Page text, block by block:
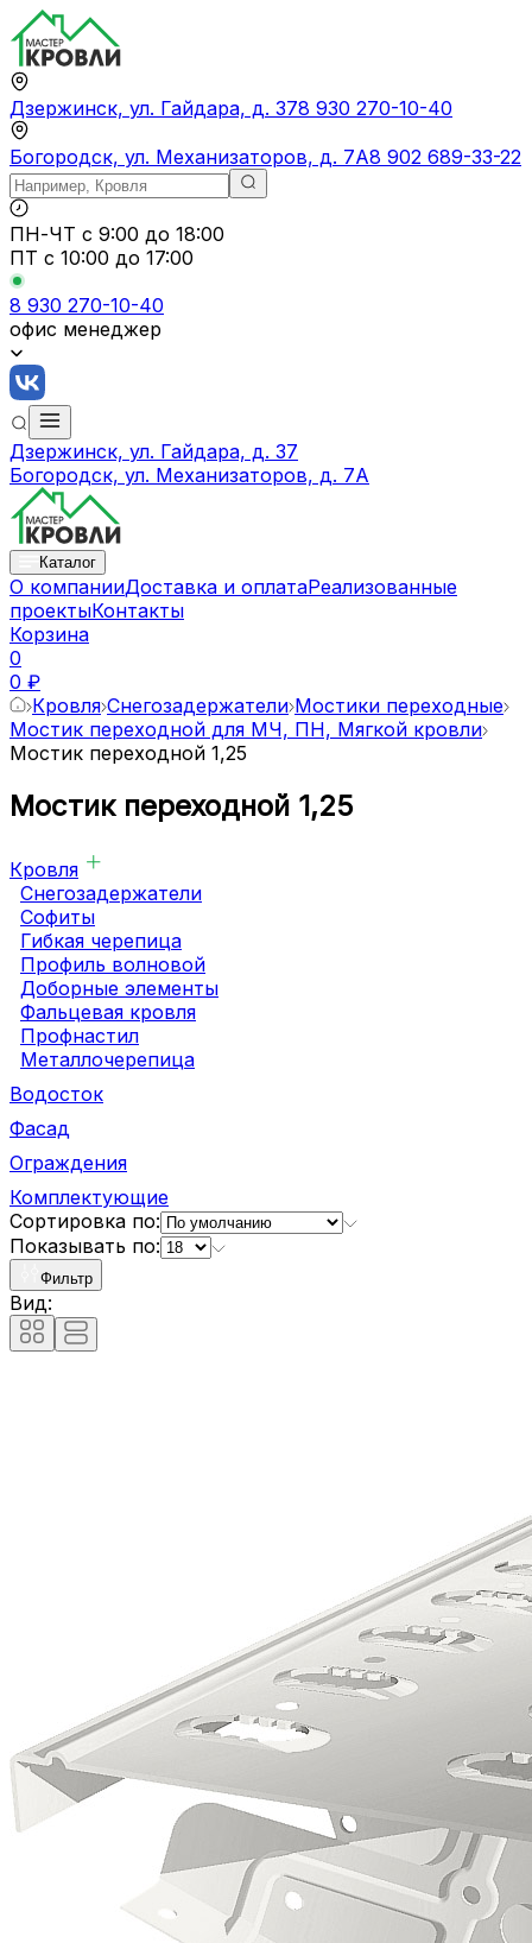
Дзержинск, ул. Гайдара, д. 378 930 270-10-40
Богородск, ул. Механизаторов, д. 7А8 902 689-33-22
ПН-ЧТ с 9:00 до 18:00
ПТ с 10:00 до 17:00
8 930 270-10-40
офис менеджер
Дзержинск, ул. Гайдара, д. 37
Богородск, ул. Механизаторов, д. 7А
Каталог
О компанииДоставка и оплатаРеализованные
проектыКонтакты
Корзина
0
0 ₽
Кровля Снегозадержатели Мостики переходные
Мостик переходной для МЧ, ПН, Мягкой кровли
Мостик переходной 1,25
Мостик переходной 1,25
Кровля
Снегозадержатели
Софиты
Гибкая черепица
Профиль волновой
Доборные элементы
Фальцевая кровля
Профнастил
Металлочерепица
Водосток
Фасад
Ограждения
Комплектующие
Сортировка по:
Показывать по:
Фильтр
Вид: